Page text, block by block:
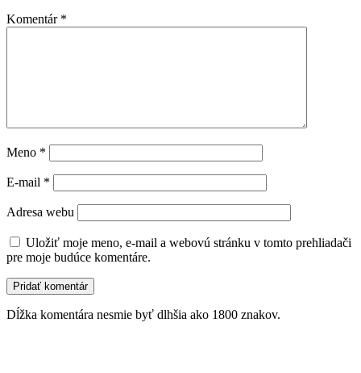
Komentár *
Meno *
E-mail *
Adresa webu
Uložiť moje meno, e-mail a webovú stránku v tomto prehliadači
pre moje budúce komentáre.
Dĺžka komentára nesmie byť dlhšia ako 1800 znakov.